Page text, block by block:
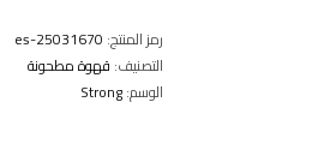
رمز المنتج: 25031670-es
التصنيف: قهوة مطحونة
الوسم:Strong